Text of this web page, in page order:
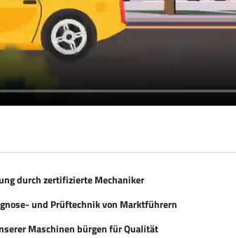
durch zertifizierte Mechaniker
und Prüftechnik von Marktführern
Maschinen bürgen für Qualität